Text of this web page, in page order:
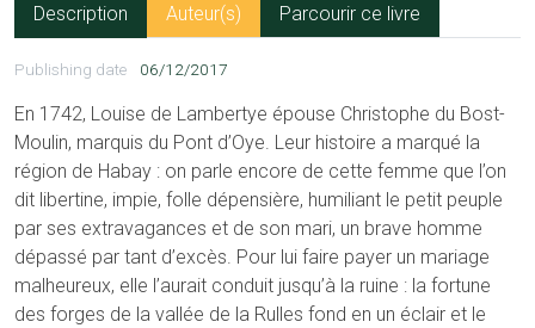
Description Auteur(s) Parcourir ce livre
Publishing date 06/12/2017
En 1742, Louise de Lambertye épouse Christophe du Bost-
Moulin, marquis du Pont d’Oye. Leur histoire a marqué la
région de Habay : on parle encore de cette femme que l’on
dit libertine, impie, folle dépensière, humiliant le petit peuple
par ses extravagances et de son mari, un brave homme
dépassé par tant d’excès. Pour lui faire payer un mariage
malheureux, elle l’aurait conduit jusqu’à la ruine : la fortune
des forges de la vallée de la Rulles fond en un éclair et le